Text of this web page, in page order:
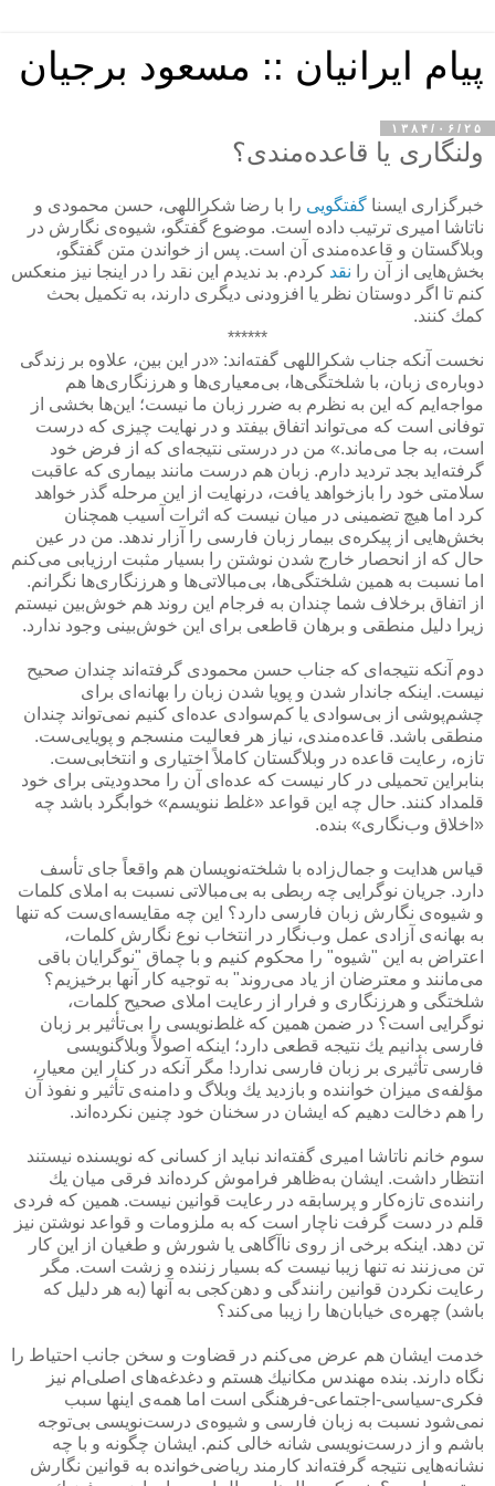
پیام ایرانیان :: مسعود برجیان
۱۳۸۴/۰۶/۲۵
ولنگاری یا قاعده‌مندی؟
خبرگزاری ایسنا گفتگویی را با رضا شكراللهی، حسن محمودی و
ناتاشا امیری ترتیب داده است. موضوع گفتگو، شیوه‌ی نگارش در
وبلاگستان و قاعده‌مندی آن است. پس از خواندن متن گفتگو،
بخش‌هایی از آن را نقد كردم. بد ندیدم این نقد را در اینجا نیز منعكس
كنم تا اگر دوستان نظر یا افزودنی دیگری دارند، به تكمیل بحث
كمك كنند.
******
نخست آنكه جناب شكراللهی گفته‌اند: «در این بین، علاوه بر زندگی
دوباره‌ی زبان، با شلختگی‌ها، بی‌معیاری‌ها و هرزنگاری‌ها هم
مواجه‌ایم که این به نظرم به ضرر زبان ما نیست؛ این‌ها بخشی از
توفانی است که می‌تواند اتفاق بیفتد و در نهایت چیزی که درست
است، به جا می‌ماند.» من در درستی نتیجه‌ای كه از فرض خود
گرفته‌اید بجد تردید دارم. زبان هم درست مانند بیماری كه عاقبت
سلامتی خود را بازخواهد یافت، درنهایت از این مرحله گذر خواهد
كرد اما هیچ تضمینی در میان نیست كه اثرات آسیب همچنان
بخش‌هایی از پیكره‌ی بیمار زبان فارسی را آزار ندهد. من در عین
حال كه از انحصار خارج شدن نوشتن را بسیار مثبت ارزیابی می‌كنم
اما نسبت به همین شلختگی‌ها، بی‌مبالاتی‌ها و هرزنگاری‌ها نگرانم.
از اتفاق برخلاف شما چندان به فرجام این روند هم خوش‌بین نیستم
زیرا دلیل منطقی و برهان قاطعی برای این خوش‌بینی وجود ندارد.
دوم آنكه نتیجه‌ای كه جناب حسن محمودی گرفته‌اند چندان صحیح
نیست. اینكه جاندار شدن و پویا شدن زبان را بهانه‌ای برای
چشم‌پوشی از بی‌سوادی یا كم‌سوادی عده‌ای كنیم نمی‌تواند چندان
منطقی باشد. قاعده‌مندی، نیاز هر فعالیت منسجم و پویایی‌ست.
تازه، رعایت قاعده در وبلاگستان كاملاً اختیاری و انتخابی‌ست.
بنابراین تحمیلی در كار نیست كه عده‌ای آن را محدودیتی برای خود
قلمداد كنند. حال چه این قواعد «غلط ننویسم» خوابگرد باشد چه
«اخلاق وب‌نگاری» بنده.
قیاس هدایت و جمال‌زاده با شلخته‌نویسان هم واقعاً جای تأسف
دارد. جریان نوگرایی چه ربطی به بی‌مبالاتی نسبت به املای كلمات
و شیوه‌ی نگارش زبان فارسی دارد؟ این چه مقایسه‌ای‌ست كه تنها
به بهانه‌ی آزادی عمل وب‌نگار در انتخاب نوع نگارش كلمات،
اعتراض به این "شیوه" را محكوم كنیم و با چماق "نوگرایان باقی
می‌مانند و معترضان از یاد می‌روند" به توجیه كار آنها برخیزیم؟
شلختگی و هرزنگاری و فرار از رعایت املای صحیح كلمات،
نوگرایی است؟ در ضمن همین كه غلط‌نویسی را بی‌تأثیر بر زبان
فارسی بدانیم یك نتیجه قطعی دارد؛ اینكه اصولاً وبلاگنویسی
فارسی تأثیری بر زبان فارسی ندارد! مگر آنكه در كنار این معیار،
مؤلفه‌ی میزان خواننده و بازدید یك وبلاگ و دامنه‌ی تأثیر و نفوذ آن
را هم دخالت دهیم كه ایشان در سخنان خود چنین نكرده‌اند.
سوم خانم ناتاشا امیری گفته‌اند نباید از كسانی كه نویسنده نیستند
انتظار داشت. ایشان به‌ظاهر فراموش كرده‌اند فرقی میان یك
راننده‌ی تازه‌كار و پرسابقه در رعایت قوانین نیست. همین كه فردی
قلم در دست گرفت ناچار است كه به ملزومات و قواعد نوشتن نیز
تن دهد. اینكه برخی از روی ناآگاهی یا شورش و طغیان از این كار
تن می‌زنند نه تنها زیبا نیست كه بسیار زننده و زشت است. مگر
رعایت نكردن قوانین رانندگی و دهن‌كجی به آنها (به هر دلیل كه
باشد) چهره‌ی خیابان‌ها را زیبا می‌كند؟
خدمت ایشان هم عرض می‌كنم در قضاوت و سخن جانب احتیاط را
نگاه دارند. بنده مهندس مكانیك هستم و دغدغه‌های اصلی‌ام نیز
فكری-سیاسی-اجتماعی-فرهنگی است اما همه‌ی اینها سبب
نمی‌شود نسبت به زبان فارسی و شیوه‌ی درست‌نویسی بی‌توجه
باشم و از درست‌نویسی شانه خالی كنم. ایشان چگونه و با چه
نشانه‌هایی نتیجه گرفته‌اند كارمند ریاضی‌خوانده به قوانین نگارش